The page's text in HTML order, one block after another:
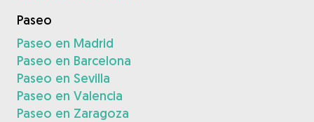
Paseo
Paseo en Madrid
Paseo en Barcelona
Paseo en Sevilla
Paseo en Valencia
Paseo en Zaragoza